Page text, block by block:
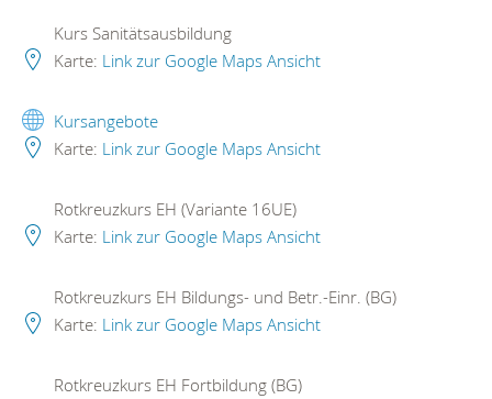
Kurs Sanitätsausbildung
Karte: Link zur Google Maps Ansicht
Kursangebote
Karte: Link zur Google Maps Ansicht
Rotkreuzkurs EH (Variante 16UE)
Karte: Link zur Google Maps Ansicht
Rotkreuzkurs EH Bildungs- und Betr.-Einr. (BG)
Karte: Link zur Google Maps Ansicht
Rotkreuzkurs EH Fortbildung (BG)